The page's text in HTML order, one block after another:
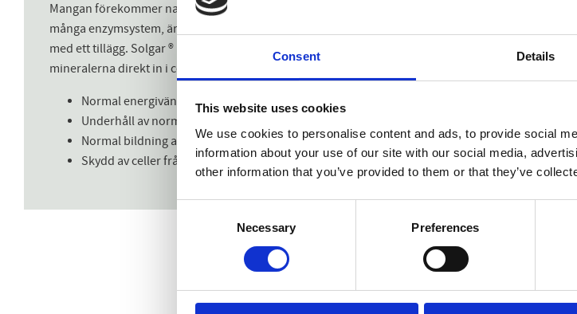
Consent Details
This website uses cookies
We use cookies to personalise content and ads, to provide social
information about your use of our site with our social media,
other information that you’ve provided to them or that they’ve
Consent
Necessary Preferences
Mangan förekommer naturligt i vissa livsmedel, såsom baljväxter eller bönor, nötter och frön. På
många enzymsystem, är det lämpligt att se till att du ger dig näring med massor av detta mineral.
med ett tillägg. Solgar ® kelaterade mangatabletter skapas i kelaterad form, en form som
mineralerna direkt in i cellerna. Genom att ta en tablett per dag kommer nivåerna av absorberad
Normal energivänande metabolism
Underhåll av normala ben
Normal bildning av bindväv
Skydd av celler från oxidativ stress